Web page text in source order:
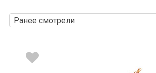
Ранее смотрели